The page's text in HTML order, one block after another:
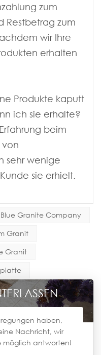
zum
Restbetrag zum
wir Ihre
erhalten
Produkte kaputt
ich sie erhalte?
beim
sehr wenige
sie erhielt.
Blue Granite Company
Granit
Granit
haben,
Nachricht, wir
möglich antworten!